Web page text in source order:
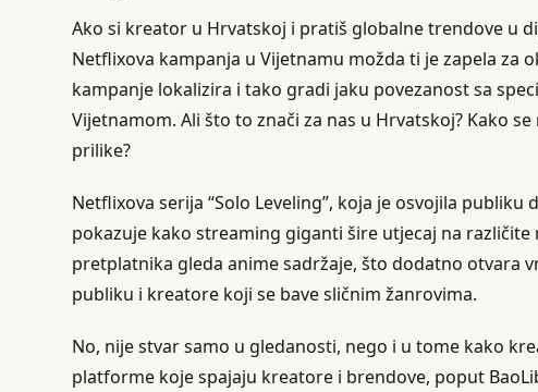
Ako si kreator u Hrvatskoj i pratiš globalne trendove u
Netflixova kampanja u Vijetnamu možda ti je zapela za
kampanje lokalizira i tako gradi jaku povezanost sa
Vijetnamom. Ali što to znači za nas u Hrvatskoj? Kako
prilike?
Netflixova serija “Solo Leveling”, koja je osvojila publiku
pokazuje kako streaming giganti šire utjecaj na
pretplatnika gleda anime sadržaje, što dodatno otvara
publiku i kreatore koji se bave sličnim žanrovima.
No, nije stvar samo u gledanosti, nego i u tome kako
platforme koje spajaju kreatore i brendove, poput